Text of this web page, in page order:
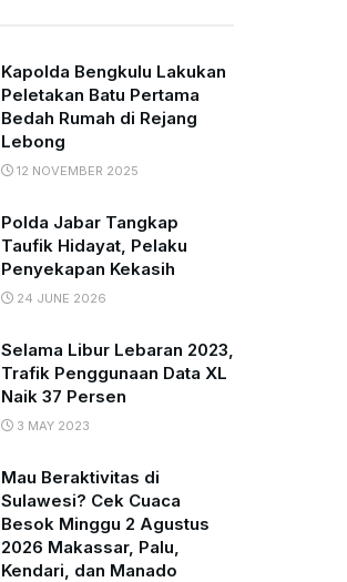
Kapolda Bengkulu Lakukan
Peletakan Batu Pertama
Bedah Rumah di Rejang
Lebong
12 NOVEMBER 2025
Polda Jabar Tangkap
Taufik Hidayat, Pelaku
Penyekapan Kekasih
24 JUNE 2026
Selama Libur Lebaran 2023,
Trafik Penggunaan Data XL
Naik 37 Persen
3 MAY 2023
Mau Beraktivitas di
Sulawesi? Cek Cuaca
Besok Minggu 2 Agustus
2026 Makassar, Palu,
Kendari, dan Manado